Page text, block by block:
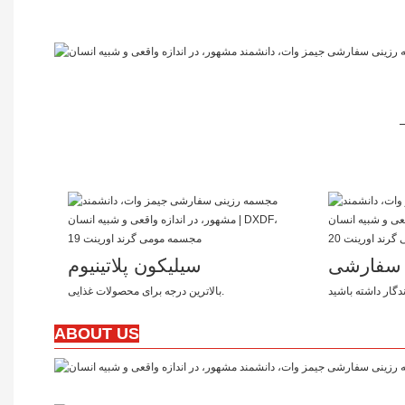
سیلیکون پلاتینیوم سفارشی
داشته باشید
ABOUT US